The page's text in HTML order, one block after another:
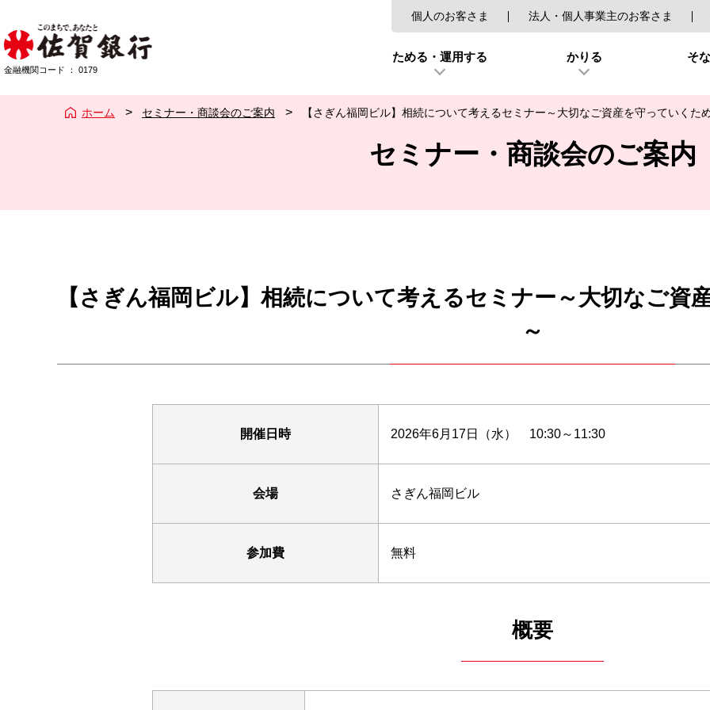
金融機関コード ： 0179
個人のお客さま 法人・個人事業主のお客さま
ためる・運用する かりる そ
セミナー・商談会のご案内
ホーム セミナー・商談会のご案内 【さぎん福岡ビル】相続について考えるセミナー～大切なご資産を守っていくた
【さぎん福岡ビル】相続について考えるセミナー～大切なご資
～
開催日時 2026年6月17日（水） 10:30～11:30
会場 さぎん福岡ビル
参加費 無料
概要